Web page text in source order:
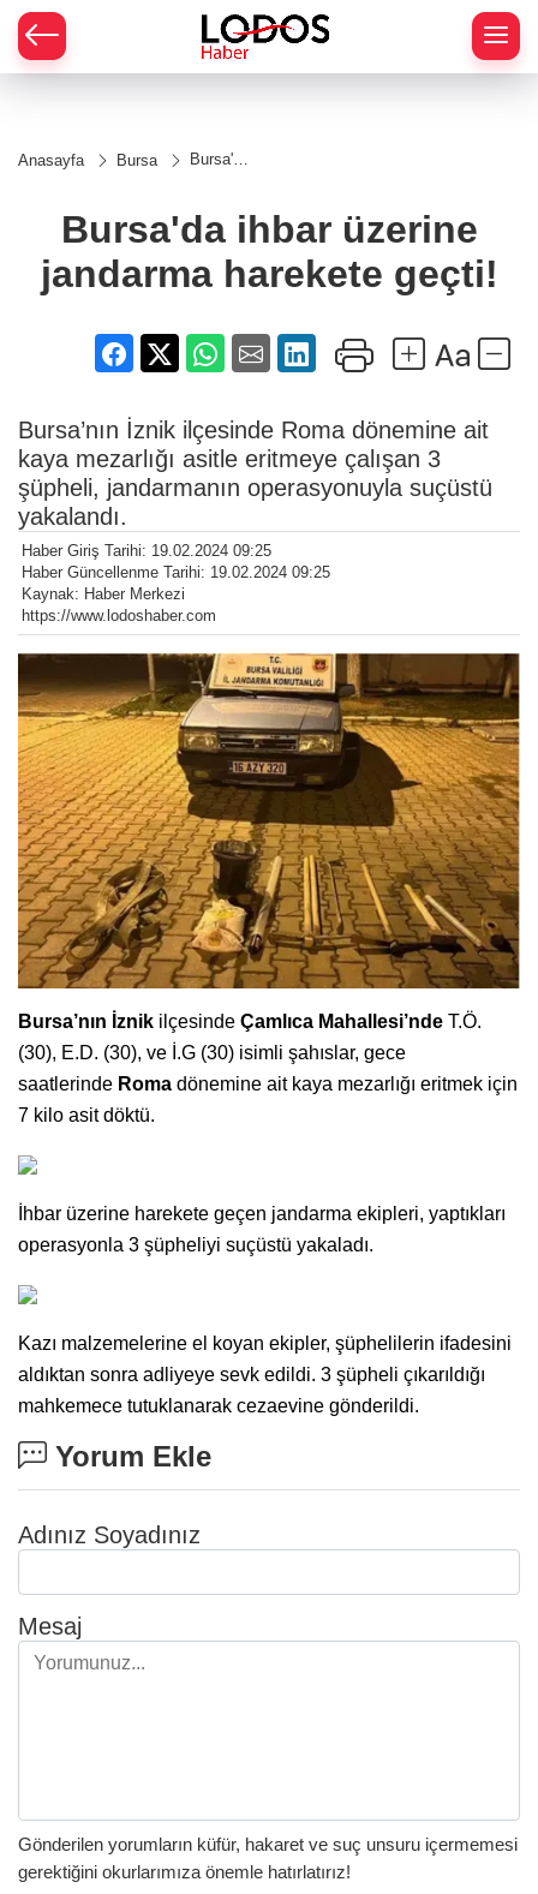
Anasayfa Bursa
Bursa'da
jandarma
harekete
Bursa'da ihbar üzerine
jandarma harekete geçti!
Bursa’nın İznik ilçesinde Roma dönemine ait
kaya mezarlığı asitle eritmeye çalışan 3
şüpheli, jandarmanın operasyonuyla suçüstü
yakalandı.
Haber Giriş Tarihi: 19.02.2024 09:25
Haber Güncellenme Tarihi: 19.02.2024 09:25
Kaynak: Haber Merkezi
https://www.lodoshaber.com
Bursa’nın İznik ilçesinde Çamlıca Mahallesi’nde T.Ö.
(30), E.D. (30), ve İ.G (30) isimli şahıslar, gece
saatlerinde Roma dönemine ait kaya mezarlığı eritmek için
7 kilo asit döktü.
İhbar üzerine harekete geçen jandarma ekipleri, yaptıkları
operasyonla 3 şüpheliyi suçüstü yakaladı.
Kazı malzemelerine el koyan ekipler, şüphelilerin ifadesini
aldıktan sonra adliyeye sevk edildi. 3 şüpheli çıkarıldığı
mahkemece tutuklanarak cezaevine gönderildi.
Yorum Ekle
Adınız Soyadınız
Mesaj
Gönderilen yorumların küfür, hakaret ve suç unsuru içermemesi
gerektiğini okurlarımıza önemle hatırlatırız!